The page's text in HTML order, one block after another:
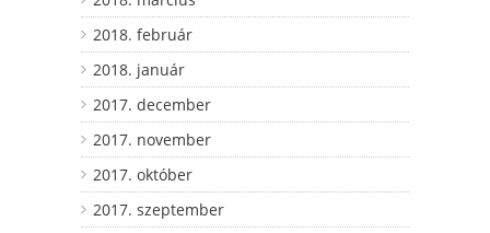
2018. február
2018. január
2017. december
2017. november
2017. október
2017. szeptember